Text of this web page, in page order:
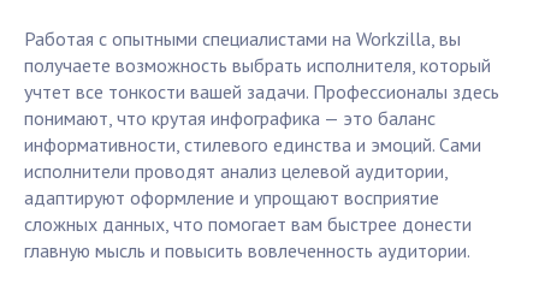
Работая с опытными специалистами на Workzilla, вы
получаете возможность выбрать исполнителя, который
учтет все тонкости вашей задачи. Профессионалы здесь
понимают, что крутая инфографика — это баланс
информативности, стилевого единства и эмоций. Сами
исполнители проводят анализ целевой аудитории,
адаптируют оформление и упрощают восприятие
сложных данных, что помогает вам быстрее донести
главную мысль и повысить вовлеченность аудитории.